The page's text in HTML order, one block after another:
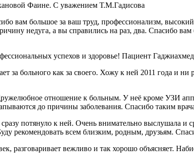
Фаине. С уважением Т.М.Гадисова
вам большое за ваш труд, профессионализм,
недуга, а вы справились на раз, два. Спасибо
успехов и здоровье! Пациент
больного как за своего. Хожу к ней 2011 года и ни
отношение к больным. У неё кроме УЗИ
до причины заболевания. Спасибо таким
потянуло к ней. Очень внимательно выслушала и
рекомендовать всем близким, родным, друзьям.
разговаривает вежливо и так хорошо объясняет.